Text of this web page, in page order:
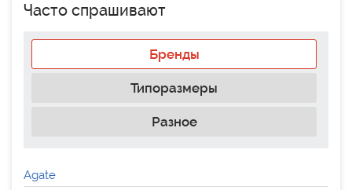
Часто спрашивают
Бренды
Типоразмеры
Разное
Agate